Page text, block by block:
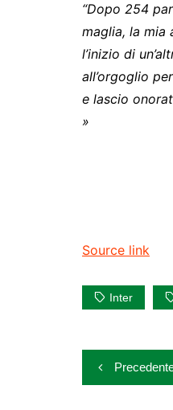
“Dopo 254
maglia, la mia
l’inizio di
all’orgoglio
e lascio
»
Source link
Inter
articoli